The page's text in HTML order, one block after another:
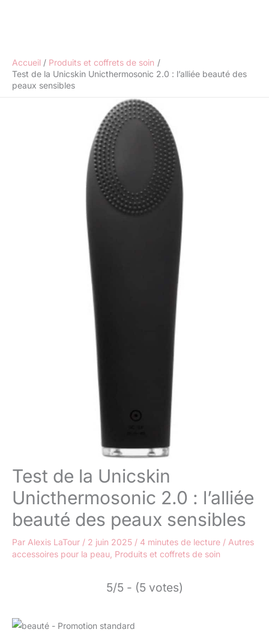
Accueil
Produits et coffrets de soin
Test de la Unicskin Unicthermosonic 2.0 : l’alliée beauté des
peaux sensibles
Test de la Unicskin
Unicthermosonic 2.0 : l’alliée
beauté des peaux sensibles
Par Alexis LaTour / 2 juin 2025 / 4 minutes de lecture / Autres
accessoires pour la peau Produits et coffrets de soin
5/5 - (5 votes)